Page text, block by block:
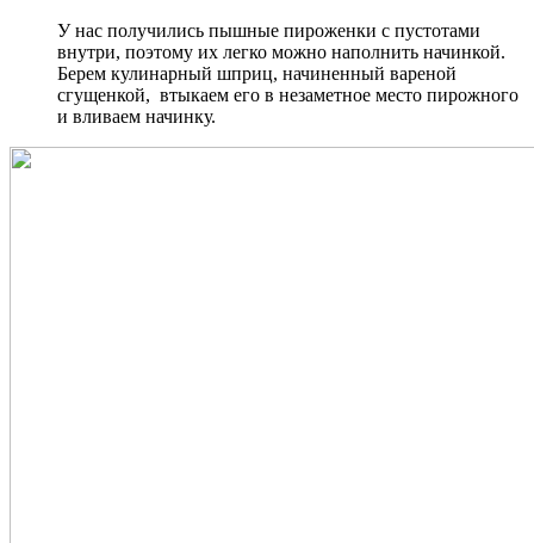
У нас получились пышные пироженки с пустотами
внутри, поэтому их легко можно наполнить начинкой.
Берем кулинарный шприц, начиненный вареной
сгущенкой, втыкаем его в незаметное место пирожного
и вливаем начинку.